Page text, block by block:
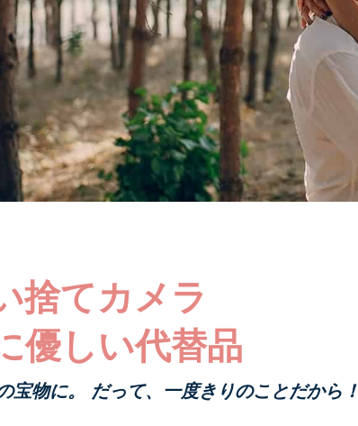
捨てカメラ
優しい代替品
宝物に。 だって、一度きりのことだから！